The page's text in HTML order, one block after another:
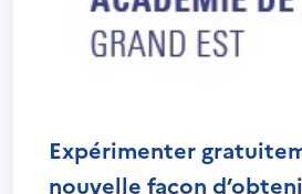
Expérimenter
nouvelle façon